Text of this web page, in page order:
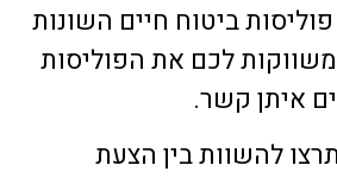
ביטוח חיים השונות
לכם את הפוליסות
איתן קשר.
להשוות בין הצעת